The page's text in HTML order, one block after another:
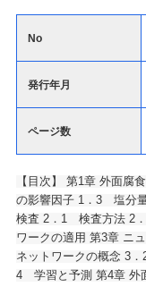
No
発行年月
ページ数
【目次】 第1章 外面
の影響因子 1．3 塩分
検査 2．1 検査方法 2
ワークの適用 第3章 ニ
ネットワークの概念 3
4 学習と予測 第4章 外